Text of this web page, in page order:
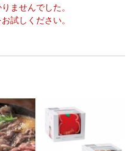
ませんでした。
試しください。